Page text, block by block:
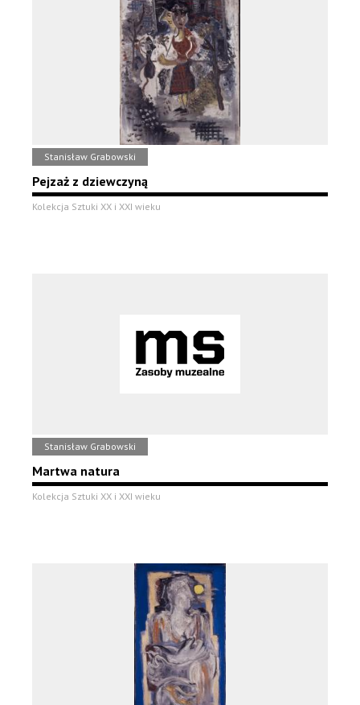
Stanisław Grabowski
Pejzaż z dziewczyną
Kolekcja Sztuki XX i XXI wieku
Stanisław Grabowski
Martwa natura
Kolekcja Sztuki XX i XXI wieku